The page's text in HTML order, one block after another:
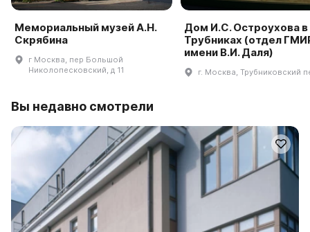
Мемориальный музей А.Н.
Скрябина
г Москва, пер Большой
Николопесковский, д 11
Дом И.С. Остроухова в
Трубниках (отдел
имени В.И. Даля)
г. Москва, Трубниковский
Вы недавно смотрели